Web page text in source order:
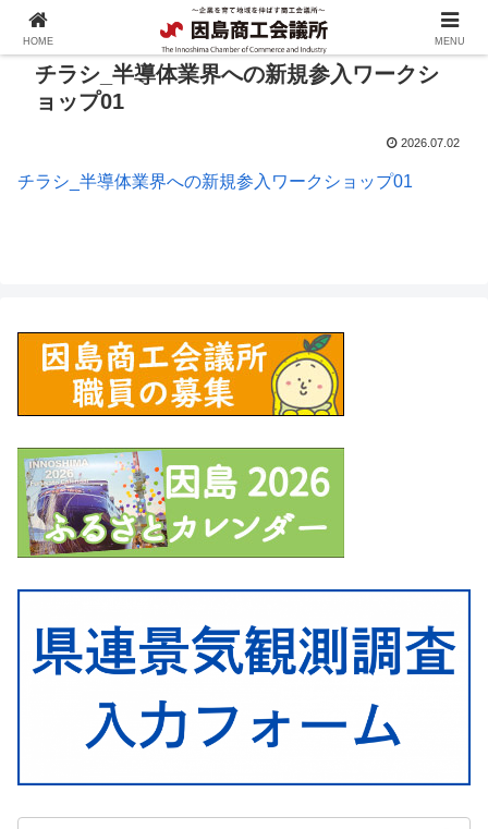
チラシ_半導体業界への新規参入ワークシ
ョップ01
2026.07.02
チラシ_半導体業界への新規参入ワークショップ01
HOME MENU